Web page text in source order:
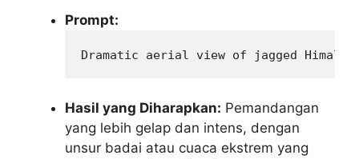
Prompt:
Dramatic aerial view of jagged
Hasil yang Diharapkan: Pemandangan
yang lebih gelap dan intens, dengan
unsur badai atau cuaca ekstrem yang